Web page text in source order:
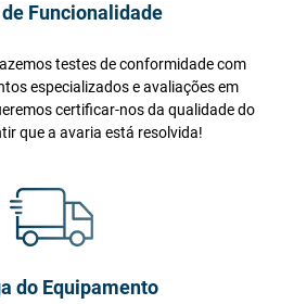
Funcionalidade
testes de conformidade com
especializados e avaliações em
certificar-nos da qualidade do
que a avaria está resolvida!
do Equipamento